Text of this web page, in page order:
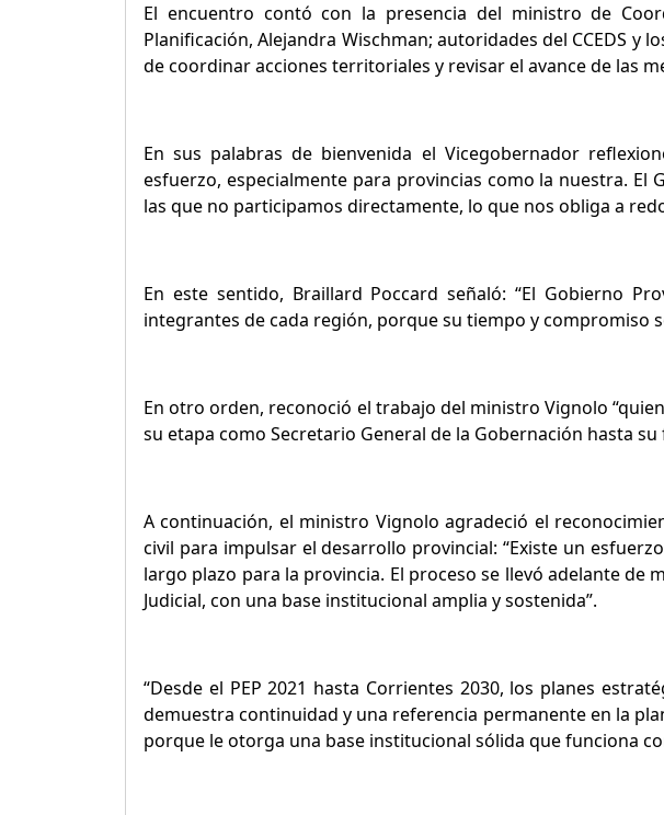
El encuentro contó con la presencia del ministro de
Planificación, Alejandra Wischman; autoridades del CCEDS
de coordinar acciones territoriales y revisar el avance de las
En sus palabras de bienvenida el Vicegobernador
esfuerzo, especialmente para provincias como la nuestra.
las que no participamos directamente, lo que nos obliga a
En este sentido, Braillard Poccard señaló: “El Gobierno
integrantes de cada región, porque su tiempo y compromiso
En otro orden, reconoció el trabajo del ministro Vignolo
su etapa como Secretario General de la Gobernación hasta
A continuación, el ministro Vignolo agradeció el
civil para impulsar el desarrollo provincial: “Existe un
largo plazo para la provincia. El proceso se llevó adelante
Judicial, con una base institucional amplia y sostenida”.
“Desde el PEP 2021 hasta Corrientes 2030, los planes
demuestra continuidad y una referencia permanente en la
porque le otorga una base institucional sólida que funciona